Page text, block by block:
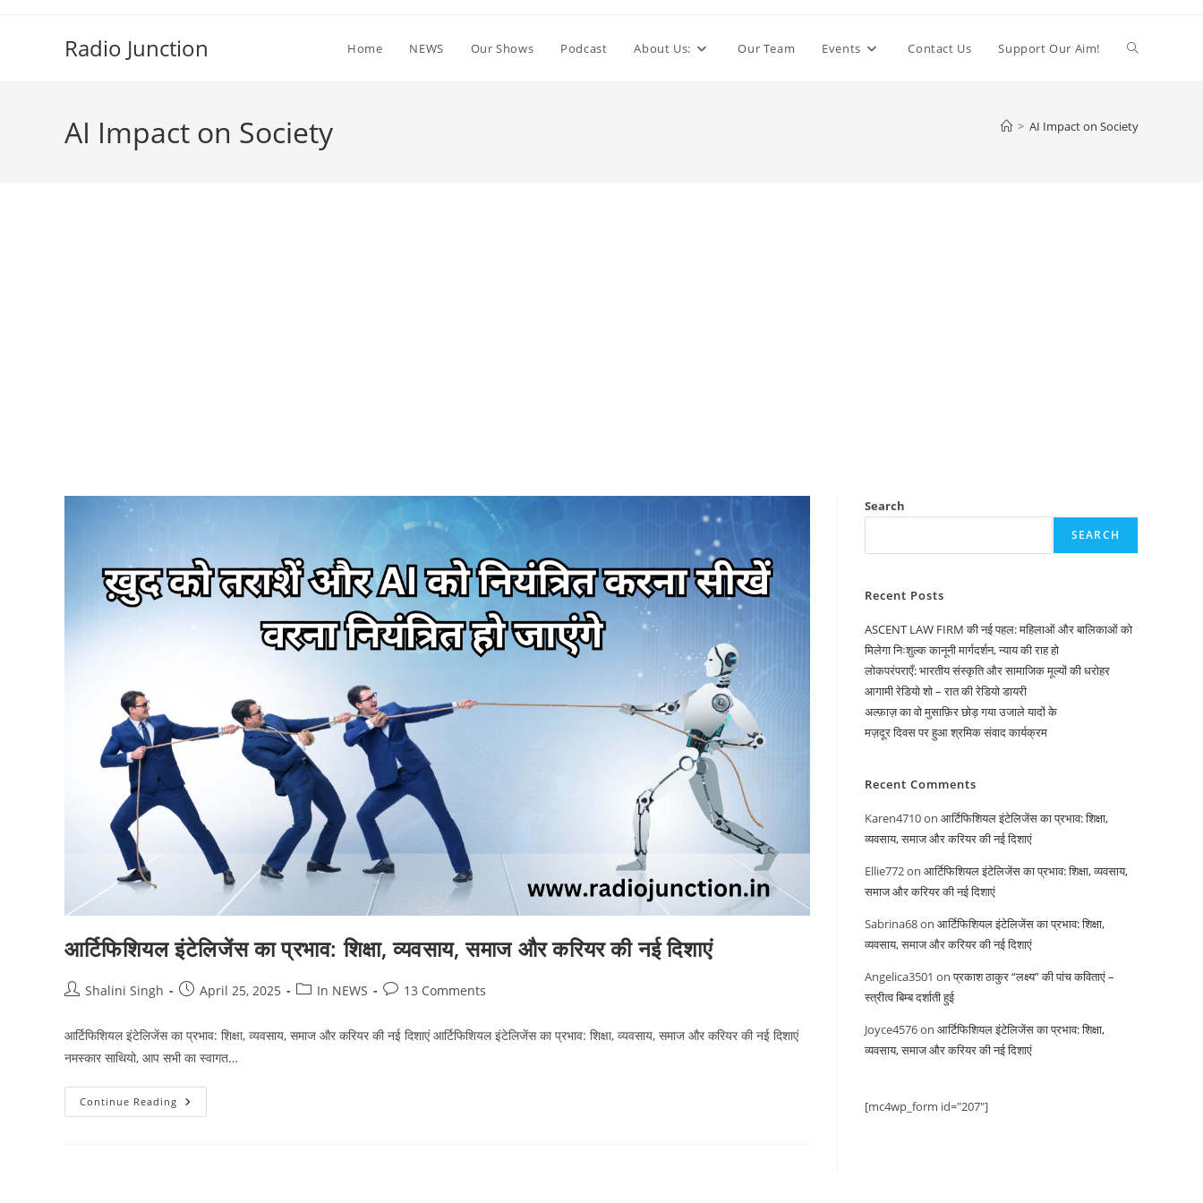
Radio Junction Home NEWS Our Shows Podcast About Us: Our Team Events Contact Us Support Our Aim! Toggle
AI Impact on Society > AI Impact on Society
आर्टिफिशियल इंटेलिजेंस का प्रभाव: शिक्षा, व्यवसाय, समाज और करियर की नई दिशाएं
PostShalini Singh
PostApril 25, 2025
PostIn NEWS
Post13 Comments
आर्टिफिशियल इंटेलिजेंस का प्रभाव: शिक्षा, व्यवसाय, समाज और करियर की नई दिशाएं आर्टिफिशियल इंटेलिजेंस का प्रभाव: शिक्षा, व्यवसाय, समाज और करियर की नई दिशाएं
नमस्कार साथियो, आप सभी का स्वागत…
Continue Reading आर्टिफिशियल
इंटेलिजेंस
Search
SEARCH
Recent Posts
ASCENT LAW FIRM की नई पहल: महिलाओं और बालिकाओं को
मिलेगा निःशुल्क कानूनी मार्गदर्शन, न्याय की राह हो
लोकपरंपराएँ: भारतीय संस्कृति और सामाजिक मूल्यों की धरोहर
आगामी रेडियो शो – रात की रेडियो डायरी
अल्फ़ाज़ का वो मुसाफ़िर छोड़ गया उजाले यादों के
मज़दूर दिवस पर हुआ श्रमिक संवाद कार्यक्रम
Recent Comments
Karen4710on आर्टिफिशियल इंटेलिजेंस का प्रभाव: शिक्षा,
व्यवसाय, समाज और करियर की नई दिशाएं
Ellie772on आर्टिफिशियल इंटेलिजेंस का प्रभाव: शिक्षा, व्यवसाय,
समाज और करियर की नई दिशाएं
Sabrina68on आर्टिफिशियल इंटेलिजेंस का प्रभाव: शिक्षा,
व्यवसाय, समाज और करियर की नई दिशाएं
Angelica3501 onप्रकाश ठाकुर “लक्ष्य” की पांच कविताएं –
स्त्रीत्व बिम्ब दर्शाती हुई
Joyce4576on आर्टिफिशियल इंटेलिजेंस का प्रभाव: शिक्षा,
व्यवसाय, समाज और करियर की नई दिशाएं
[mc4wp_form id="207"]